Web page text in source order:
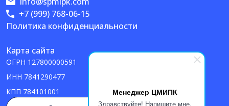
Менеджер ЦМИПК
Здравствуйте! Напишите мне,
Политика конфиденциальности
Карта сайта
ОГРН 127800000591
ИНН 7841290477
КПП 784101001
+7 (999) 768-06-15